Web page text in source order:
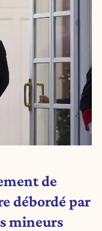
de
débordé par
mineurs